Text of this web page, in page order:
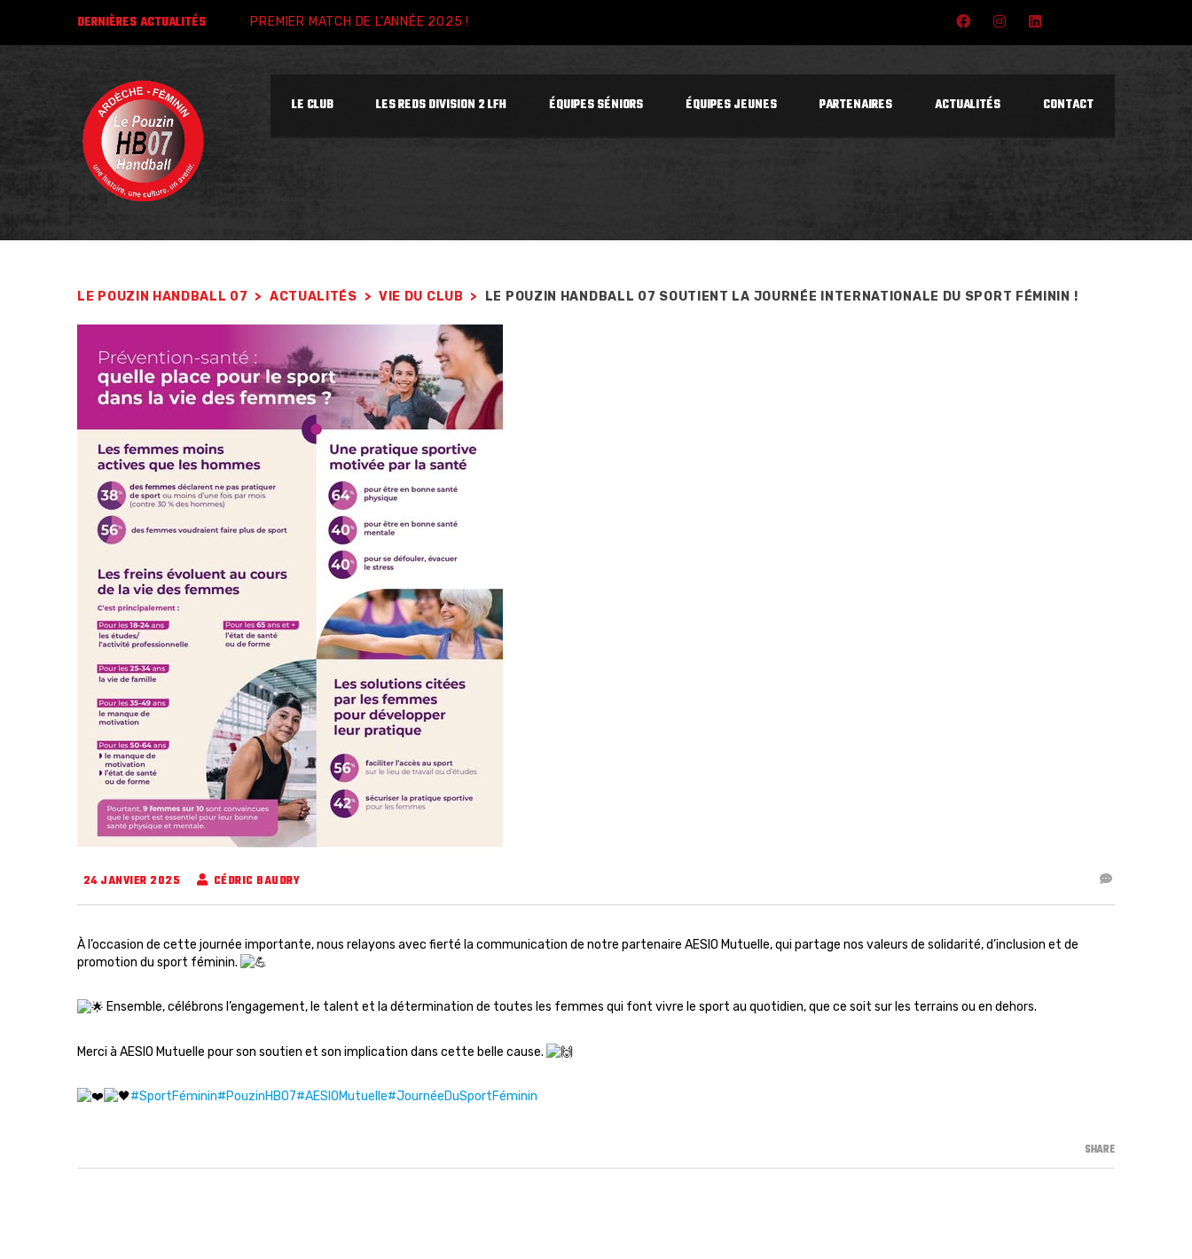
DERNIÈRESACTUALITÉS PREMIER MATCH DE L’ANNÉE 2025 !
LE CLUB LES REDS DIVISION 2 LFH ÉQUIPES SÉNIORS ÉQUIPES JEUNES PARTENAIRES ACTUALITÉS CONTACT
LE POUZIN HANDBALL 07 > ACTUALITÉS > VIE DU CLUB > LE POUZIN HANDBALL 07 SOUTIENT LA JOURNÉE INTERNATIONALE DU SPORT FÉMININ !
24 JANVIER 2025 CÉDRIC BAUDRY
À l’occasion de cette journée importante, nous relayons avec fierté la communication de notre partenaire AESIO Mutuelle, qui partage nos valeurs de solidarité, d’inclusion et de
promotion du sport féminin.
Ensemble, célébrons l’engagement, le talent et la détermination de toutes les femmes qui font vivre le sport au quotidien, que ce soit sur les terrains ou en dehors.
Merci à AESIO Mutuelle pour son soutien et son implication dans cette belle cause.
#SportFéminin#PouzinHB07#AESIOMutuelle#JournéeDuSportFéminin
SHARE